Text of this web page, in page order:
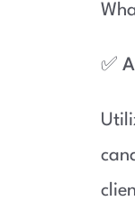
✅